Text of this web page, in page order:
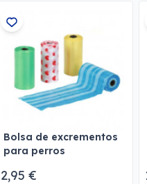
Bolsa de excrementos
para perros
2,95 €